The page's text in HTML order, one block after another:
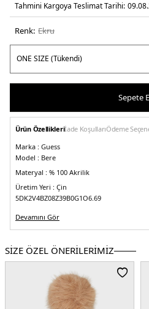
Tahmini Kargoya Teslimat Tarihi:
Renk: ekru
Sepete
Ürün Özellikleriİade KoşullarıÖdeme
Marka : Guess
Model : Bere
Materyal : % 100 Akrilik
Üretim Yeri : Çin
5DK2V4BZ08Z39B0G1O6.69
Devamını Gör
SİZE ÖZEL ÖNERİLERİMİZ